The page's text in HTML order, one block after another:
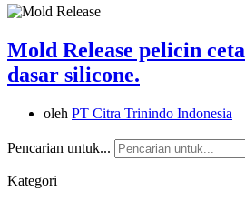
Mold Release pelicin
dasar silicone.
oleh PT Citra Trinindo Indonesia
Pencarian untuk...
Kategori